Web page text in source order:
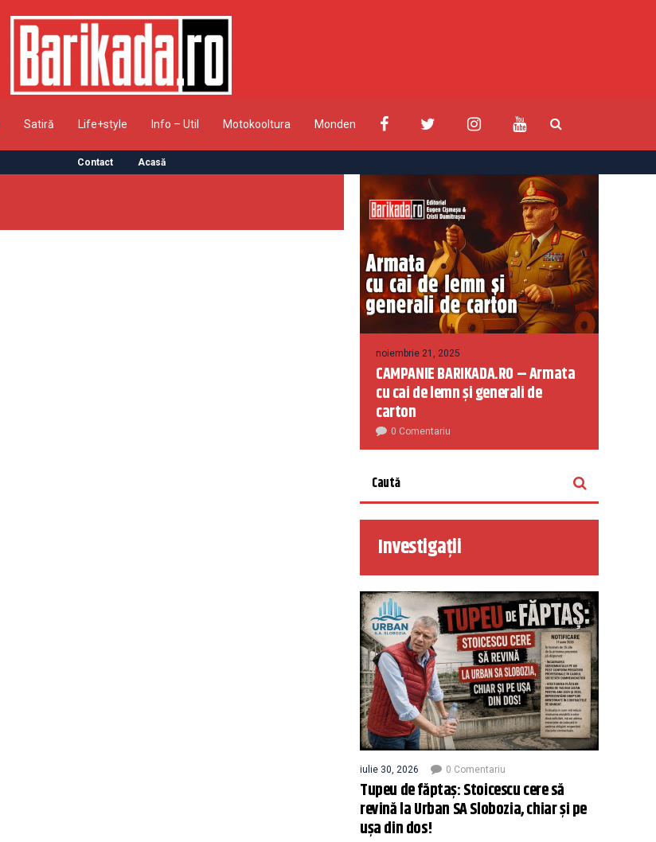
Satiră Life+style Info – Util Motokooltura Monden
Contact Acasă
noiembrie 21, 2025
CAMPANIE BARIKADA.RO – Armata
cu cai de lemn și generali de
carton
0 Comentariu
Investigații
iulie 30, 2026 0 Comentariu
Tupeu de făptaș: Stoicescu cere să
revină la Urban SA Slobozia, chiar și pe
ușa din dos!